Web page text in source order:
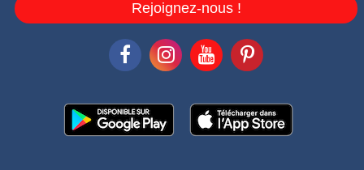
Rejoignez-nous !